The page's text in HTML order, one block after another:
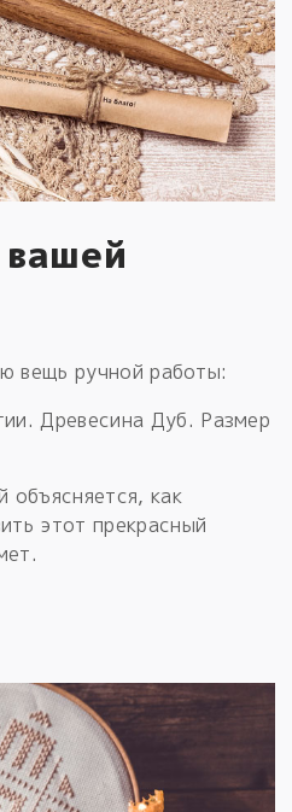
вещь ручной работы:
Древесина Дуб. Размер
объясняется, как
этот прекрасный